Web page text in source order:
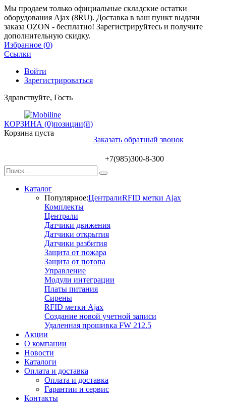
Мы продаем только официальные складские остатки
оборудования Ajax (8RU). Доставка в ваш пункт выдачи
заказа OZON - бесплатно! Зарегистрируйтесь и получите
дополнительную скидку.
Избранное (0)
Ссылки
Войти
Зарегистрироваться
Здравствуйте, Гость
КОРЗИНА (0)позиции(й)
Корзина пуста
Заказать обратный звонок
+7(985)300-8-300
Каталог
Популярное:ЦентралиRFID метки Ajax
Комплекты
Централи
Датчики движения
Датчики открытия
Датчики разбития
Защита от пожара
Защита от потопа
Управление
Модули интеграции
Платы питания
Сирены
RFID метки Ajax
Создание новой учетной записи
Удаленная прошивка FW 212.5
Акции
О компании
Новости
Каталоги
Оплата и доставка
Оплата и доставка
Гарантии и сервис
Контакты